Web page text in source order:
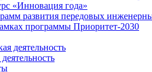
«Инновация года»
развития передовых
программы Приоритет-2030
деятельность